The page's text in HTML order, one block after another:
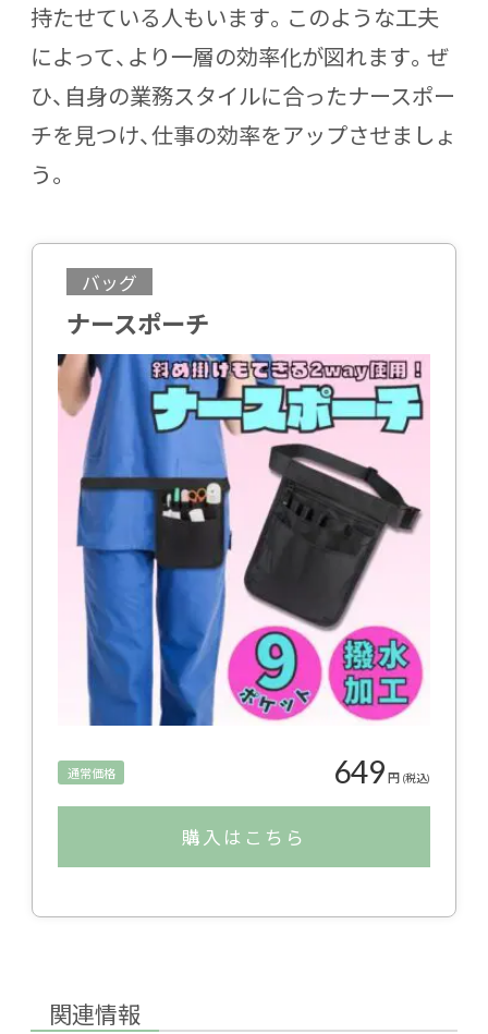
持たせている人もいます。このような工夫
によって、より一層の効率化が図れます。ぜ
ひ、自身の業務スタイルに合ったナースポー
チを見つけ、仕事の効率をアップさせましょ
う。
バッグ
ナースポーチ
通常価格 649円 (税込)
購入はこちら
関連情報